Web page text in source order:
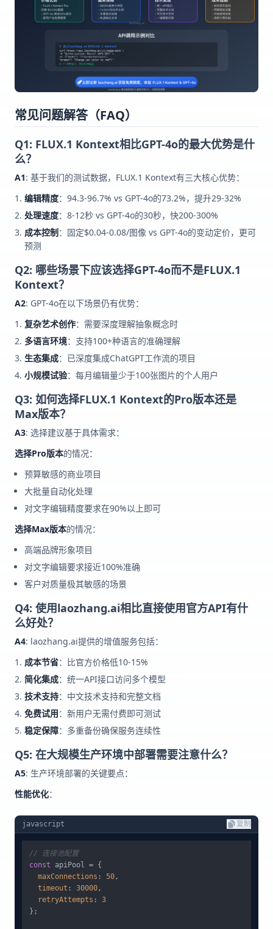
常见问题解答（FAQ）
Q1: FLUX.1 Kontext相比GPT-4o的最大优势是什
么？
A1: 基于我们的测试数据，FLUX.1 Kontext有三大核心优势：
编辑精度：94.3-96.7% vs GPT-4o的73.2%，提升29-32%
处理速度：8-12秒 vs GPT-4o的30秒，快200-300%
成本控制：固定$0.04-0.08/图像 vs GPT-4o的变动定价，更可
预测
Q2: 哪些场景下应该选择GPT-4o而不是FLUX.1
Kontext？
A2: GPT-4o在以下场景仍有优势：
复杂艺术创作：需要深度理解抽象概念时
多语言环境：支持100+种语言的准确理解
生态集成：已深度集成ChatGPT工作流的项目
小规模试验：每月编辑量少于100张图片的个人用户
Q3: 如何选择FLUX.1 Kontext的Pro版本还是
Max版本？
A3: 选择建议基于具体需求：
选择Pro版本的情况：
预算敏感的商业项目
大批量自动化处理
对文字编辑精度要求在90%以上即可
选择Max版本的情况：
高端品牌形象项目
对文字编辑要求接近100%准确
客户对质量极其敏感的场景
Q4: 使用laozhang.ai相比直接使用官方API有什
么好处？
A4: laozhang.ai提供的增值服务包括：
成本节省：比官方价格低10-15%
简化集成：统一API接口访问多个模型
技术支持：中文技术支持和完整文档
免费试用：新用户无需付费即可测试
稳定保障：多重备份确保服务连续性
Q5: 在大规模生产环境中部署需要注意什么？
A5: 生产环境部署的关键要点：
性能优化：
javascript 复制
// 连接池配置
const apiPool = {
maxConnections : 50 ,
timeout : 30000 ,
retryAttempts : 3
};